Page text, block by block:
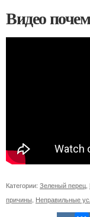
Видео
Категории: Зеленый перец,
причины, Неправильные